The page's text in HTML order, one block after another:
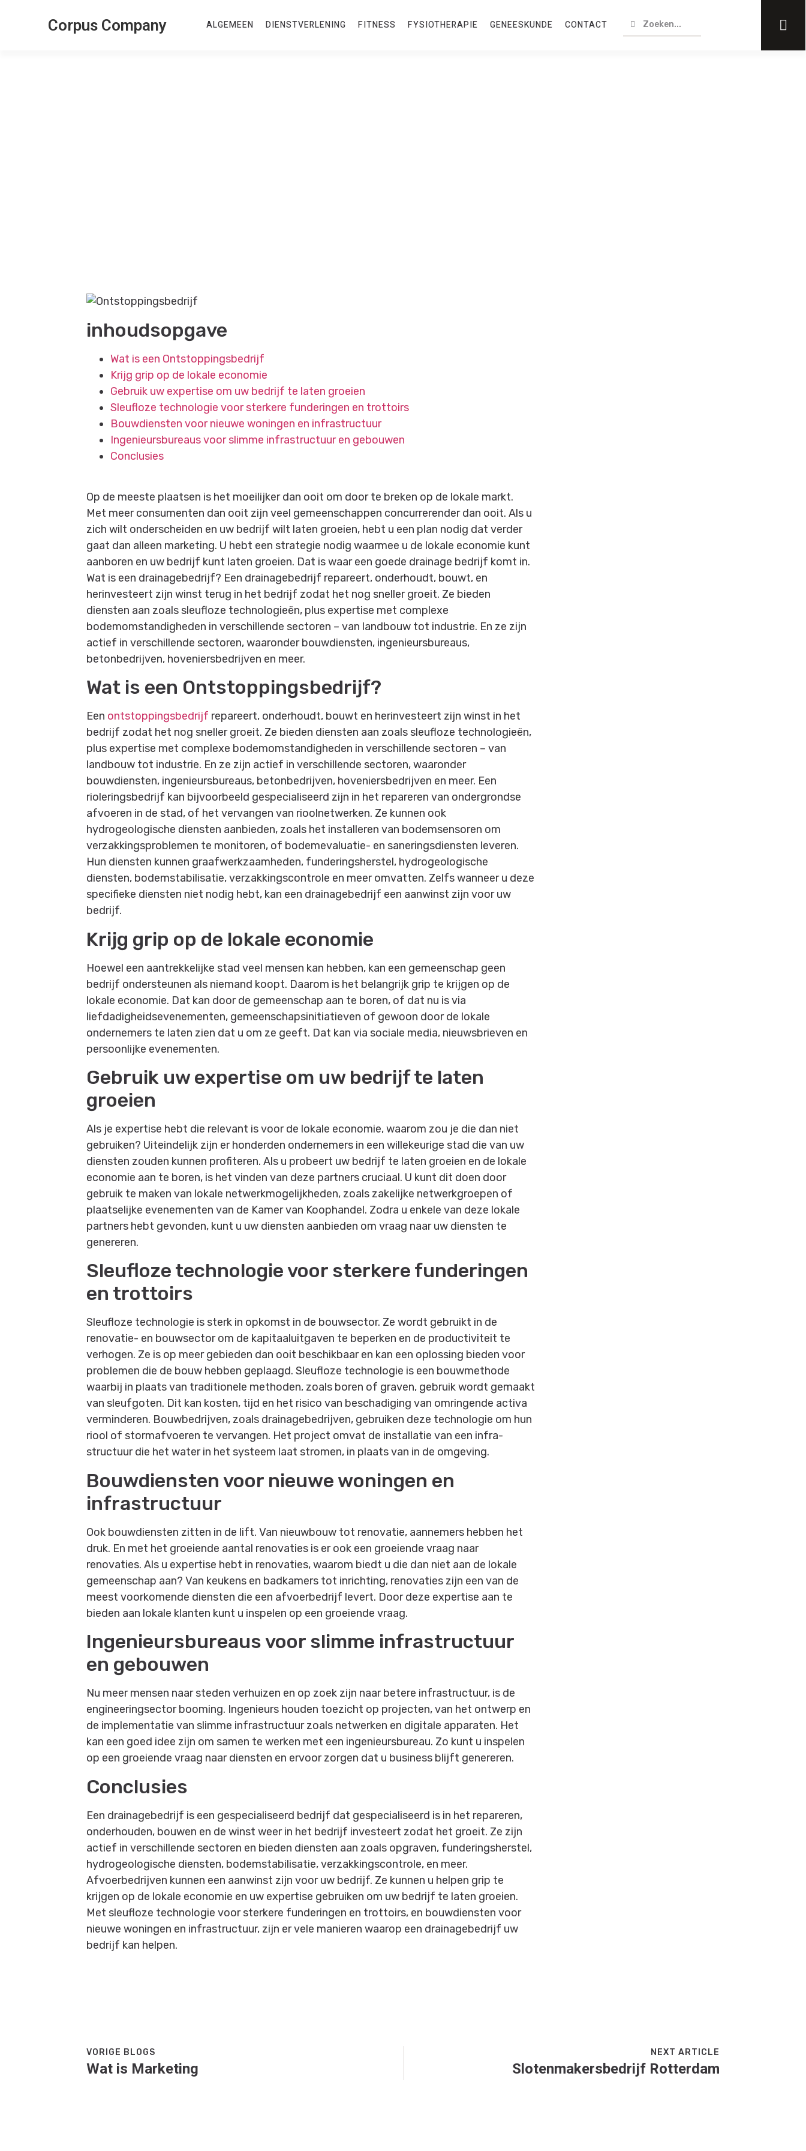
Corpus Company ALGEMEEN DIENSTVERLENING FITNESS FYSIOTHERAPIE GENEESKUNDE CONTACT
‍inhoudsopgave
Wat is een Ontstoppingsbedrijf
Krijg grip op de lokale economie
Gebruik uw expertise om uw bedrijf te laten groeien
Sleufloze technologie voor sterkere funderingen en trottoirs
Bouwdiensten voor nieuwe woningen en infrastructuur
Ingenieursbureaus voor slimme infrastructuur en gebouwen
Conclusies
Op de meeste plaatsen is het moeilijker dan ooit om door te breken op de lokale markt.
Met meer consumenten dan ooit zijn veel gemeenschappen concurrerender dan ooit. Als u
zich wilt onderscheiden en uw bedrijf wilt laten groeien, hebt u een plan nodig dat verder
gaat dan alleen marketing. U hebt een strategie nodig waarmee u de lokale economie kunt
aanboren en uw bedrijf kunt laten groeien. Dat is waar een goede drainage bedrijf komt in.
Wat is een drainagebedrijf? Een drainagebedrijf repareert, onderhoudt, bouwt, en
herinvesteert zijn winst terug in het bedrijf zodat het nog sneller groeit. Ze bieden
diensten aan zoals sleufloze technologieën, plus expertise met complexe
bodemomstandigheden in verschillende sectoren – van landbouw tot industrie. En ze zijn
actief in verschillende sectoren, waaronder bouwdiensten, ingenieursbureaus,
betonbedrijven, hoveniersbedrijven en meer.
Wat is een Ontstoppingsbedrijf?
Een ontstoppingsbedrijf repareert, onderhoudt, bouwt en herinvesteert zijn winst in het
bedrijf zodat het nog sneller groeit. Ze bieden diensten aan zoals sleufloze technologieën,
plus expertise met complexe bodemomstandigheden in verschillende sectoren – van
landbouw tot industrie. En ze zijn actief in verschillende sectoren, waaronder
bouwdiensten, ingenieursbureaus, betonbedrijven, hoveniersbedrijven en meer. Een
rioleringsbedrijf kan bijvoorbeeld gespecialiseerd zijn in het repareren van ondergrondse
afvoeren in de stad, of het vervangen van rioolnetwerken. Ze kunnen ook
hydrogeologische diensten aanbieden, zoals het installeren van bodemsensoren om
verzakkingsproblemen te monitoren, of bodemevaluatie- en saneringsdiensten leveren.
Hun diensten kunnen graafwerkzaamheden, funderingsherstel, hydrogeologische
diensten, bodemstabilisatie, verzakkingscontrole en meer omvatten. Zelfs wanneer u deze
specifieke diensten niet nodig hebt, kan een drainagebedrijf een aanwinst zijn voor uw
bedrijf.
Krijg grip op de lokale economie
Hoewel een aantrekkelijke stad veel mensen kan hebben, kan een gemeenschap geen
bedrijf ondersteunen als niemand koopt. Daarom is het belangrijk grip te krijgen op de
lokale economie. Dat kan door de gemeenschap aan te boren, of dat nu is via
liefdadigheidsevenementen, gemeenschapsinitiatieven of gewoon door de lokale
ondernemers te laten zien dat u om ze geeft. Dat kan via sociale media, nieuwsbrieven en
persoonlijke evenementen.
Gebruik uw expertise om uw bedrijf te laten
groeien
Als je expertise hebt die relevant is voor de lokale economie, waarom zou je die dan niet
gebruiken? Uiteindelijk zijn er honderden ondernemers in een willekeurige stad die van uw
diensten zouden kunnen profiteren. Als u probeert uw bedrijf te laten groeien en de lokale
economie aan te boren, is het vinden van deze partners cruciaal. U kunt dit doen door
gebruik te maken van lokale netwerkmogelijkheden, zoals zakelijke netwerkgroepen of
plaatselijke evenementen van de Kamer van Koophandel. Zodra u enkele van deze lokale
partners hebt gevonden, kunt u uw diensten aanbieden om vraag naar uw diensten te
genereren.
Sleufloze technologie voor sterkere funderingen
en trottoirs
Sleufloze technologie is sterk in opkomst in de bouwsector. Ze wordt gebruikt in de
renovatie- en bouwsector om de kapitaaluitgaven te beperken en de productiviteit te
verhogen. Ze is op meer gebieden dan ooit beschikbaar en kan een oplossing bieden voor
problemen die de bouw hebben geplaagd. Sleufloze technologie is een bouwmethode
waarbij in plaats van traditionele methoden, zoals boren of graven, gebruik wordt gemaakt
van sleufgoten. Dit kan kosten, tijd en het risico van beschadiging van omringende activa
verminderen. Bouwbedrijven, zoals drainagebedrijven, gebruiken deze technologie om hun
riool of stormafvoeren te vervangen. Het project omvat de installatie van een infra-
structuur die het water in het systeem laat stromen, in plaats van in de omgeving.
Bouwdiensten voor nieuwe woningen en
infrastructuur
Ook bouwdiensten zitten in de lift. Van nieuwbouw tot renovatie, aannemers hebben het
druk. En met het groeiende aantal renovaties is er ook een groeiende vraag naar
renovaties. Als u expertise hebt in renovaties, waarom biedt u die dan niet aan de lokale
gemeenschap aan? Van keukens en badkamers tot inrichting, renovaties zijn een van de
meest voorkomende diensten die een afvoerbedrijf levert. Door deze expertise aan te
bieden aan lokale klanten kunt u inspelen op een groeiende vraag.
Ingenieursbureaus voor slimme infrastructuur
en gebouwen
Nu meer mensen naar steden verhuizen en op zoek zijn naar betere infrastructuur, is de
engineeringsector booming. Ingenieurs houden toezicht op projecten, van het ontwerp en
de implementatie van slimme infrastructuur zoals netwerken en digitale apparaten. Het
kan een goed idee zijn om samen te werken met een ingenieursbureau. Zo kunt u inspelen
op een groeiende vraag naar diensten en ervoor zorgen dat u business blijft genereren.
Conclusies
Een drainagebedrijf is een gespecialiseerd bedrijf dat gespecialiseerd is in het repareren,
onderhouden, bouwen en de winst weer in het bedrijf investeert zodat het groeit. Ze zijn
actief in verschillende sectoren en bieden diensten aan zoals opgraven, funderingsherstel,
hydrogeologische diensten, bodemstabilisatie, verzakkingscontrole, en meer.
Afvoerbedrijven kunnen een aanwinst zijn voor uw bedrijf. Ze kunnen u helpen grip te
krijgen op de lokale economie en uw expertise gebruiken om uw bedrijf te laten groeien.
Met sleufloze technologie voor sterkere funderingen en trottoirs, en bouwdiensten voor
nieuwe woningen en infrastructuur, zijn er vele manieren waarop een drainagebedrijf uw
bedrijf kan helpen.
VORIGE BLOGS
Wat is Marketing
NEXT ARTICLE
Slotenmakersbedrijf Rotterdam